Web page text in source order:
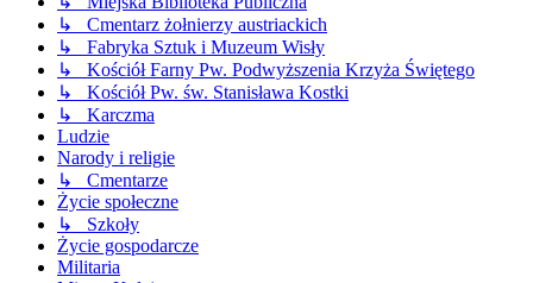
↳ Cmentarz żołnierzy austriackich
↳ Fabryka Sztuk i Muzeum Wisły
↳ Kościół Farny Pw. Podwyższenia Krzyża Świętego
↳ Kościół Pw. św. Stanisława Kostki
↳ Karczma
Ludzie
Narody i religie
↳ Cmentarze
Życie społeczne
↳ Szkoły
Życie gospodarcze
Militaria